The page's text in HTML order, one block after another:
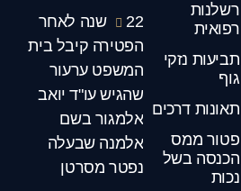
22 שנה לאחר
הפטירה קיבל בית
המשפט ערעור
שהגיש עו"ד יואב
אלמגור בשם
אלמנה שבעלה
נפטר מסרטן
רשלנות
רפואית
תביעות נזקי
גוף
תאונות דרכים
פטור ממס
הכנסה בשל
נכות